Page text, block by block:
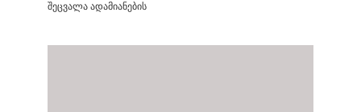
შეცვალა ადამიანების